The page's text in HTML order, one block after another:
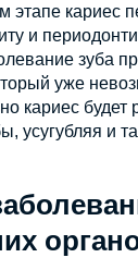
этапе кариес
и
зуба
уже
кариес будет
усугубляя и